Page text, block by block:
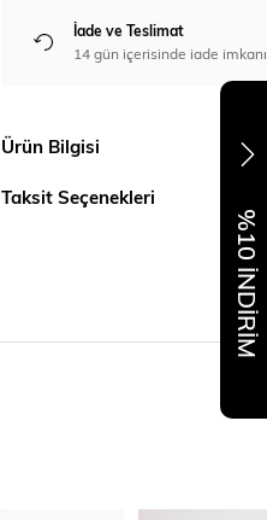
İade ve Teslimat
14 gün içerisinde iade imkanı
Ürün Bilgisi
Taksit Seçenekleri
%10 İNDİRİM